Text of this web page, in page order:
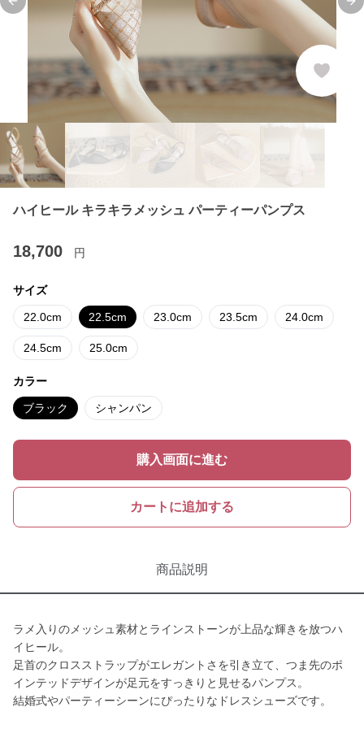
Previous slide
ハイヒール キラキラメッシュ パーティーパンプス
18,700 円
サイズ
22.0cm 22.5cm 23.0cm 23.5cm 24.0cm
24.5cm 25.0cm
カラー
ブラック シャンパン
購入画面に進む
カートに追加する
商品説明
ラメ入りのメッシュ素材とラインストーンが上品な輝きを放つハ
イヒール。
足首のクロスストラップがエレガントさを引き立て、つま先のポ
インテッドデザインが足元をすっきりと見せるパンプス。
結婚式やパーティーシーンにぴったりなドレスシューズです。